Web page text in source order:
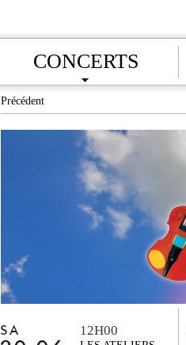
CONCERTS
Précédent
SA 12H00